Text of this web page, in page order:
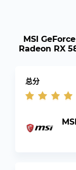
MSI
Radeon RX
总分